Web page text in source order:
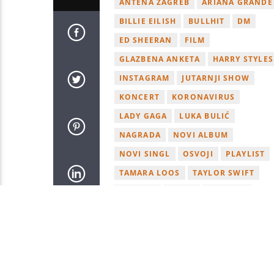
ANTENA ZAGREB
ARIANA GRANDE
BILLIE EILISH
BULLHIT
DM
ED SHEERAN
FILM
GLAZBENA ANKETA
HARRY STYLES
INSTAGRAM
JUTARNJI SHOW
KONCERT
KORONAVIRUS
LADY GAGA
LUKA BULIĆ
NAGRADA
NOVI ALBUM
NOVI SINGL
OSVOJI
PLAYLIST
TAMARA LOOS
TAYLOR SWIFT